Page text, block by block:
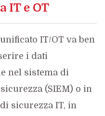
IT e OT
IT/OT va ben
i dati
nel sistema di
(SIEM) o in
sicurezza IT, in